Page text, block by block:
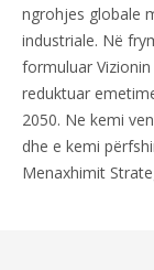
ngrohjes globale
industriale. Në
formuluar
reduktuar
2050. Ne kemi
dhe e kemi
Menaxhimit